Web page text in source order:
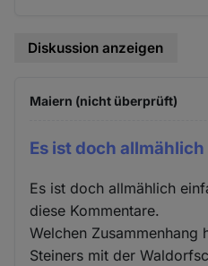
Diskussion anzeigen
Maiern (nicht überprüft)
Es ist doch allmählich
Es ist doch allmählich
diese Kommentare.
Welchen Zusammenhang
Steiners mit der